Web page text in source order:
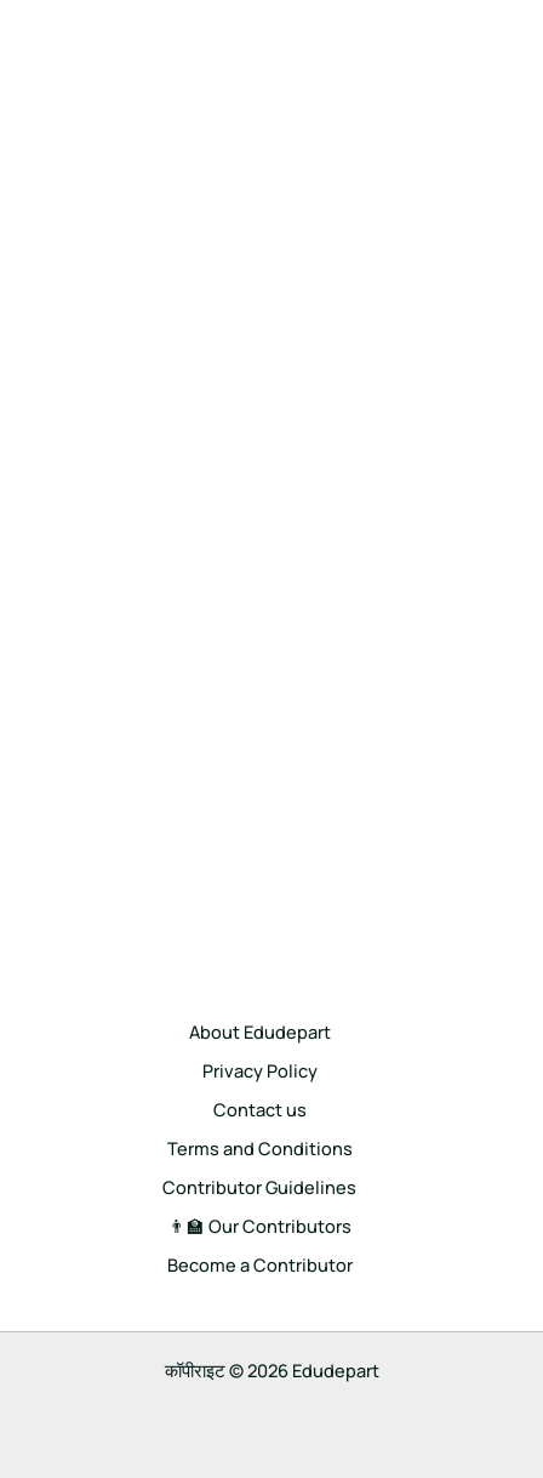
About Edudepart
Privacy Policy
Contact us
Terms and Conditions
Contributor Guidelines
👨‍🏫 Our Contributors
Become a Contributor
कॉपीराइट © 2026 Edudepart